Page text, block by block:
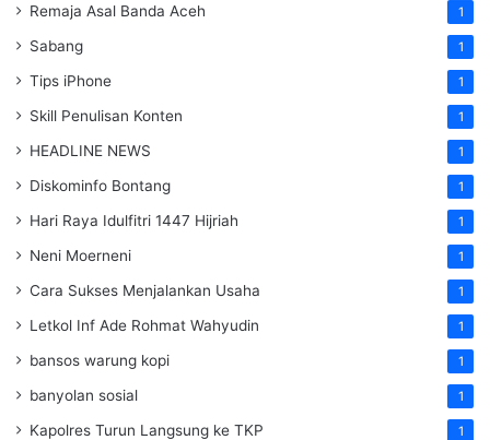
Remaja Asal Banda Aceh 1
Sabang 1
Tips iPhone 1
Skill Penulisan Konten 1
HEADLINE NEWS 1
Diskominfo Bontang 1
Hari Raya Idulfitri 1447 Hijriah 1
Neni Moerneni 1
Cara Sukses Menjalankan Usaha 1
Letkol Inf Ade Rohmat Wahyudin 1
bansos warung kopi 1
banyolan sosial 1
Kapolres Turun Langsung ke TKP 1